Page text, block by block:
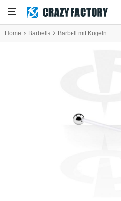
Home Barbells Barbell mit Kugeln